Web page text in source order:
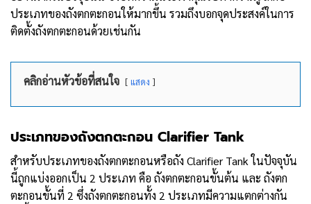
ประเภทของถังตกตะกอนให้มากขึ้น รวมถึงบอกจุดประสงค์ในการ
ติดตั้งถังตกตะกอนด้วยเช่นกัน
คลิกอ่านหัวข้อที่สนใจ แสดง
ประเภทของถังตกตะกอน Clarifier Tank
สำหรับประเภทของถังตกตะกอนหรือถัง Clarifier Tank ในปัจจุบัน
นี้ถูกแบ่งออกเป็น 2 ประเภท คือ ถังตกตะกอนขั้นต้น และ ถังตก
ตะกอนขั้นที่ 2 ซึ่งถังตกตะกอนทั้ง 2 ประเภทมีความแตกต่างกัน